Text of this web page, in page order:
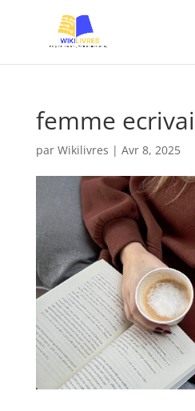
femme
par Wikilivres | Avr 8, 2025